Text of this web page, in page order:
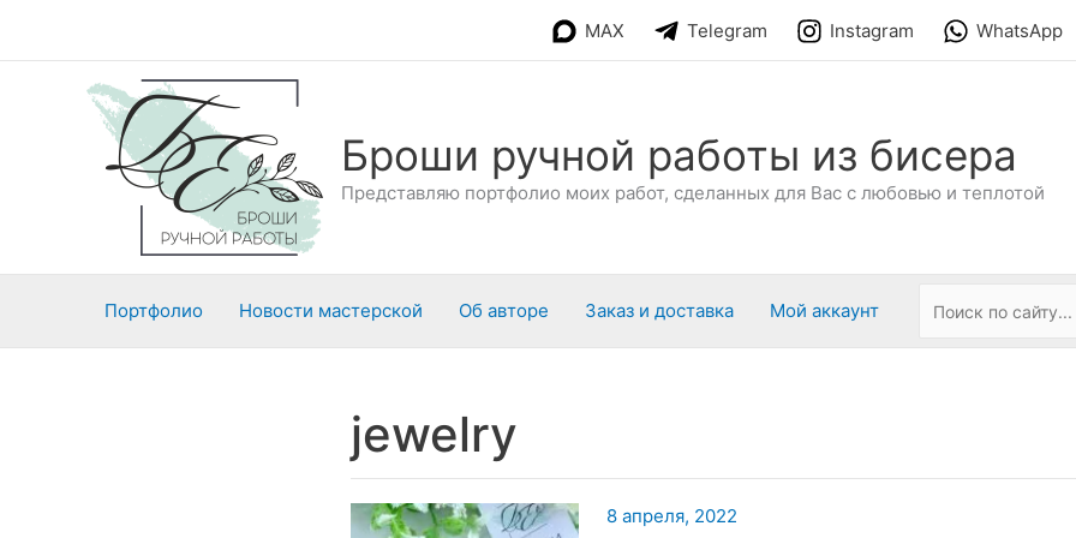
MAX Telegram Instagram WhatsApp
Броши ручной работы из бисера
Представляю портфолио моих работ, сделанных для Вас с любовью и теплотой
Портфолио Новости мастерской Об авторе Заказ и доставка Мой аккаунт
jewelry
8 апреля, 2022